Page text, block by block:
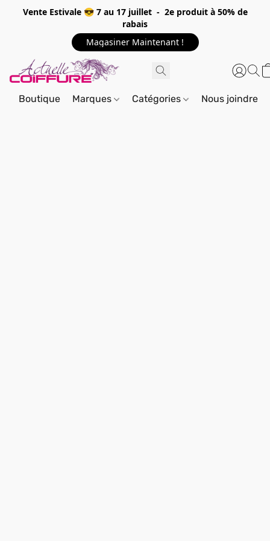
Vente Estivale 😎 7 au 17 juillet - 2e produit à 50% de
rabais
Magasiner Maintenant !
Boutique Marques Catégories Nous joindre